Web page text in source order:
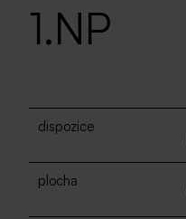
1.NP
dispozice
plocha